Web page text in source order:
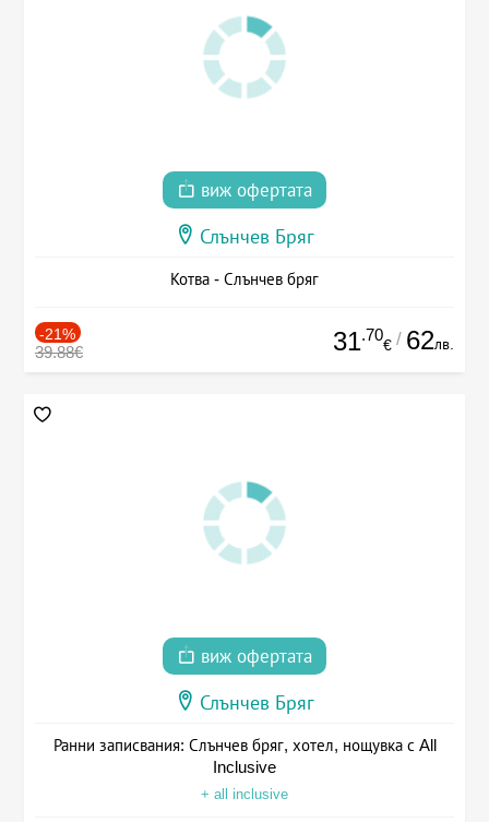
виж офертата
Слънчев Бряг
Котва - Слънчев бряг
-21%
39.88€ 31.70
€ / 62лв.
виж офертата
Слънчев Бряг
Ранни записвания: Слънчев бряг, хотел, нощувка с All
Inclusive
+ all inclusive